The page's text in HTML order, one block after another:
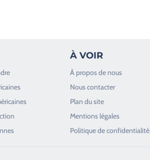
À VOIR
À propos de nous
Nous contacter
Plan du site
Mentions légales
Politique de confidentialité